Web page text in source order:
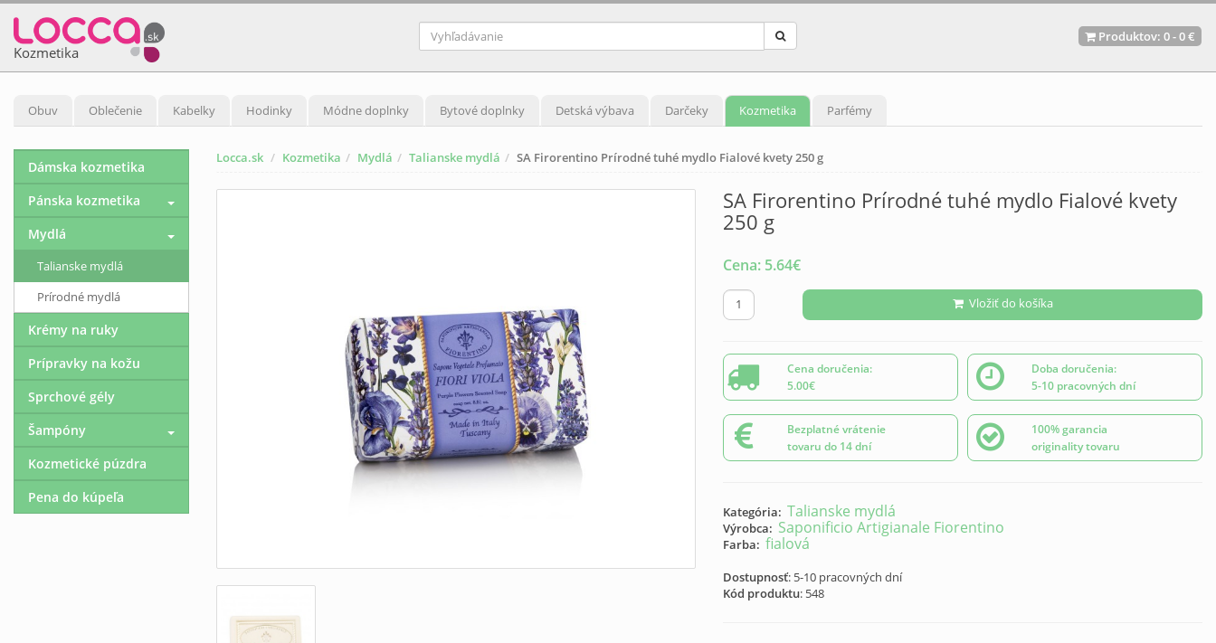
Kozmetika
Produktov: 0-0 €
Obuv Oblečenie Kabelky Hodinky Módne doplnky Bytové doplnky Detská výbava Darčeky Kozmetika Parfémy
Locca.sk Kozmetika Mydlá Talianske mydlá SA Firorentino Prírodné tuhé mydlo Fialové kvety 250 g
SA Firorentino Prírodné tuhé mydlo Fialové kvety
250 g
Cena: 5.64€
Vložiť do košíka
Cena doručenia:
5.00€
Doba doručenia:
5-10 pracovných dní
Bezplatné vrátenie
tovaru do 14 dní
100% garancia
originality tovaru
Kategória: Talianske mydlá
Výrobca: Saponificio Artigianale Fiorentino
Farba: fialová
Dostupnosť: 5-10 pracovných dní
Kód produktu: 548
Dámska kozmetika
Pánska kozmetika
Mydlá
Talianske mydlá
Prírodné mydlá
Krémy na ruky
Prípravky na kožu
Sprchové gély
Šampóny
Kozmetické púzdra
Pena do kúpeľa